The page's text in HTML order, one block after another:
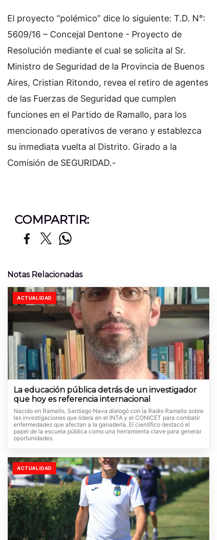
El proyecto “polémico” dice lo siguiente: T.D. N°:
5609/16 – Concejal Dentone - Proyecto de
Resolución mediante el cual se solicita al Sr.
Ministro de Seguridad de la Provincia de Buenos
Aires, Cristian Ritondo, revea el retiro de agentes
de las Fuerzas de Seguridad que cumplen
funciones en el Partido de Ramallo, para los
mencionado operativos de verano y establezca
su inmediata vuelta al Distrito. Girado a la
Comisión de SEGURIDAD.-
COMPARTIR:
Notas Relacionadas
ACTUALIDAD
La educación pública detrás de un investigador
que hoy es referencia internacional
Nacido en Ramallo, Santiago Nava dialogó con la Radio Ramallo sobre
las investigaciones que lidera en el INTA y el CONICET para combatir
enfermedades que afectan a la ganadería. El científico destacó el
papel de la escuela pública como una herramienta clave para generar
oportunidades.
ACTUALIDAD